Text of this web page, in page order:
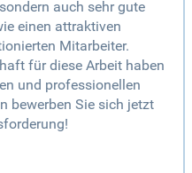
auch sehr gute
einen attraktiven
Mitarbeiter.
für diese Arbeit haben
und professionellen
bewerben Sie sich jetzt